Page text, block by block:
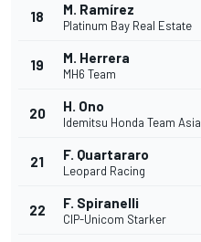
18 M. Ramírez
Platinum Bay Real Estate
19 M. Herrera
MH6 Team
20 H. Ono
Idemitsu Honda Team Asia
21 F. Quartararo
Leopard Racing
22 F. Spiranelli
CIP-Unicom Starker